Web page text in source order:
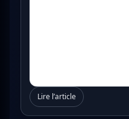
Lire l’article